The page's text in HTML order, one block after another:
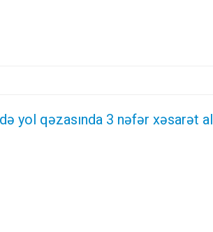
yol qəzasında 3 nəfər xəsarət